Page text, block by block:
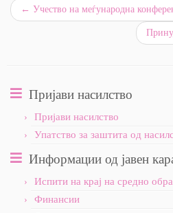
← Учество на меѓународна
Пријави насилство
Пријави насилство
Упатство за заштита од
Информации од јавен
Испити на крај на средно
Финансии